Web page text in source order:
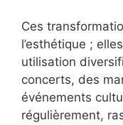
Ces
l’esthétique ;
utilisation
concerts, des
événements
régulièrement,